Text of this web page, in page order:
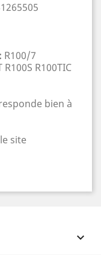
R100/7
R100S R100TIC
bien à
site
